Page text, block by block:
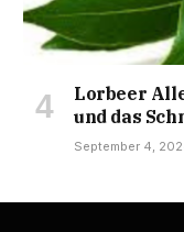
Lorbeer
und das
September 4,